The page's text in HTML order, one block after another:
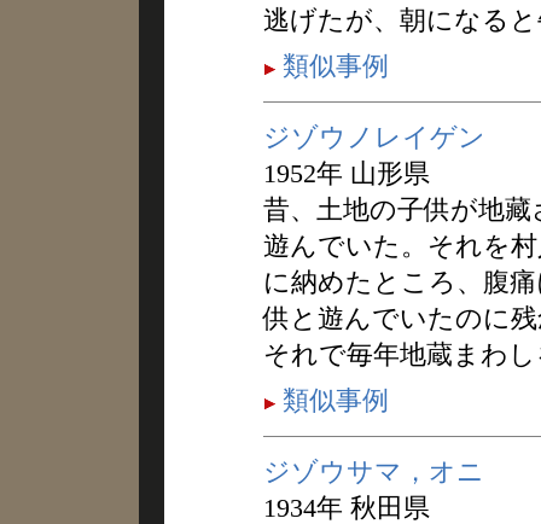
逃げたが、朝になる
類似事例
ジゾウノレイゲン
1952年 山形県
昔、土地の子供が地
遊んでいた。それを
に納めたところ、腹
供と遊んでいたのに
それで毎年地蔵まわ
類似事例
ジゾウサマ，オニ
1934年 秋田県